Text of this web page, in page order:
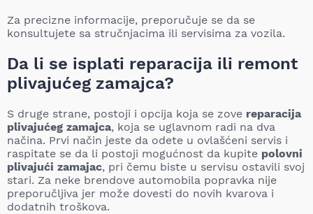
Za precizne informacije, preporučuje se da se
konsultujete sa stručnjacima ili servisima za vozila.
Da li se isplati reparacija ili remont
plivajućeg zamajca?
S druge strane, postoji i opcija koja se zove reparacija
plivajućeg zamajca, koja se uglavnom radi na dva
načina. Prvi način jeste da odete u ovlašćeni servis i
raspitate se da li postoji mogućnost da kupite polovni
plivajući zamajac, pri čemu biste u servisu ostavili svoj
stari. Za neke brendove automobila popravka nije
preporučljiva jer može dovesti do novih kvarova i
dodatnih troškova.